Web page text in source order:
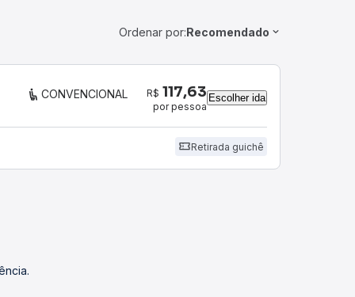
Ordenar por:Recomendado
CONVENCIONAL R$ 117,63
por pessoa
Escolher ida
Retirada guichê